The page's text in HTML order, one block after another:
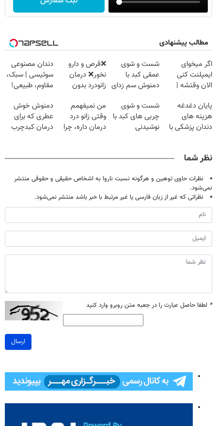
مطالب پیشنهادی
اگر میخوای
ایمپلنت کنی
الان وقتشه |
میلیون تومان!!!
شست و شوی
عمقی کبد با
دمنوش سم زدای
❌قرص‌ و دارو
نخور❌ درمان
زانودرد بدون
دندان مصنوعی
سوئیسی | سبک،
مقاوم، طبیعی!
رایگان+پرداخت
اقساطی😍
پایان دغدغه
هزینه های
دندان پزشکی با
شست و شوی
چربی های کبد با
نوشیدنی
من نمیفهمم
وقتی زانو درد
درمان داره، چرا
دمنوش خوش
عطری که برای
درمان کبدچرب
نظر شما
نظرات حاوی توهین و هرگونه نسبت ناروا به اشخاص حقیقی و حقوقی منتشر
نمی‌شود.
نظراتی که غیر از زبان فارسی یا غیر مرتبط با خبر باشد منتشر نمی‌شود.
* لطفا حاصل عبارت را در جعبه متن روبرو وارد کنید
ارسال